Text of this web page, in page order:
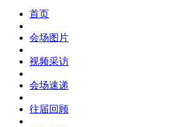
首页
会场图片
视频采访
会场速递
往届回顾